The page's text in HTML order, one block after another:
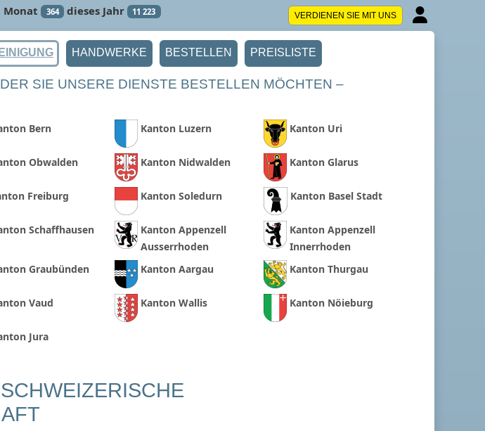
Monat 364 dieses Jahr 11 223 VERDIENEN SIE MIT UNS
HANDWERKE BESTELLEN PREISLISTE
SIE UNSERE DIENSTE BESTELLEN MÖCHTEN –
Bern Kanton Luzern Kanton Uri
Obwalden Kanton Nidwalden Kanton Glarus
Freiburg Kanton Soledurn Kanton Basel Stadt
Schaffhausen
Kanton Appenzell
Ausserrhoden
Kanton Appenzell
Innerrhoden
Graubünden Kanton Aargau Kanton Thurgau
Vaud Kanton Wallis Kanton Nöieburg
Jura